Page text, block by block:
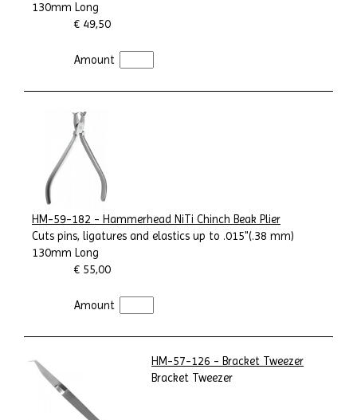
130mm Long
€ 49,50
Amount
HM-59-182 - Hammerhead NiTi Chinch Beak Plier
Cuts pins, ligatures and elastics up to .015"(.38 mm)
130mm Long
€ 55,00
Amount
HM-57-126 - Bracket Tweezer
Bracket Tweezer